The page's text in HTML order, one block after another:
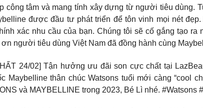
công tâm và mang tính xây dựng từ người tiêu dùng.
được đầu tư phát triển để tôn vinh mọi nét
xác nhu cầu của bạn. Chúng tôi sẽ cố gắng tạo
người tiêu dùng Việt Nam đã đồng hành cùng
24/02] Tận hưởng ưu đãi son cực chất tại
thân chúc Watsons tuổi mới càng “cool
và MAYBELLINE trong 2023, Bé Lì nhé. #Watsons